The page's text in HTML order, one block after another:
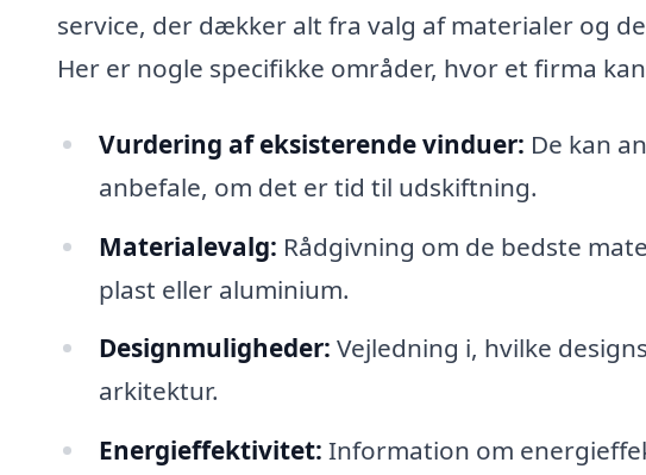
service, der dækker alt fra valg af materialer og
Her er nogle specifikke områder, hvor et firma
Vurdering af eksisterende vinduer: De kan
anbefale, om det er tid til udskiftning.
Materialevalg: Rådgivning om de bedste
plast eller aluminium.
Designmuligheder: Vejledning i, hvilke
arkitektur.
Energieffektivitet: Information om